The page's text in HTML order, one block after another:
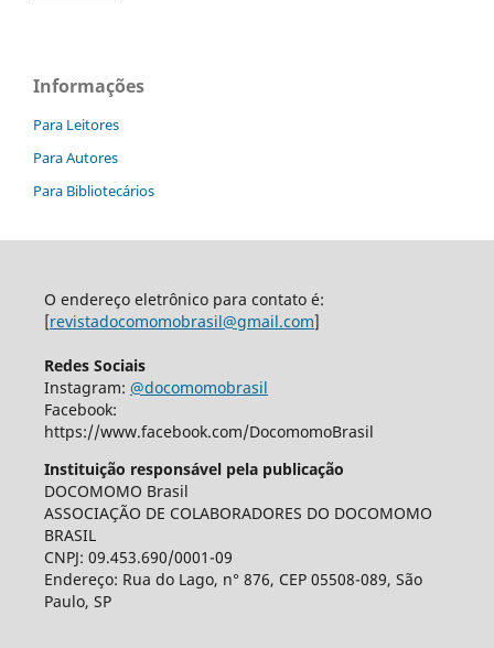
Informações
Para Leitores
Para Autores
Para Bibliotecários
O endereço eletrônico para contato é:
[revistadocomomobrasil@gmail.com]
Redes Sociais
Instagram: @docomomobrasil
Facebook:
https://www.facebook.com/DocomomoBrasil
Instituição responsável pela publicação
DOCOMOMO Brasil
ASSOCIAÇÃO DE COLABORADORES DO DOCOMOMO
BRASIL
CNPJ: 09.453.690/0001-09
Endereço: Rua do Lago, n° 876, CEP 05508-089, São
Paulo, SP